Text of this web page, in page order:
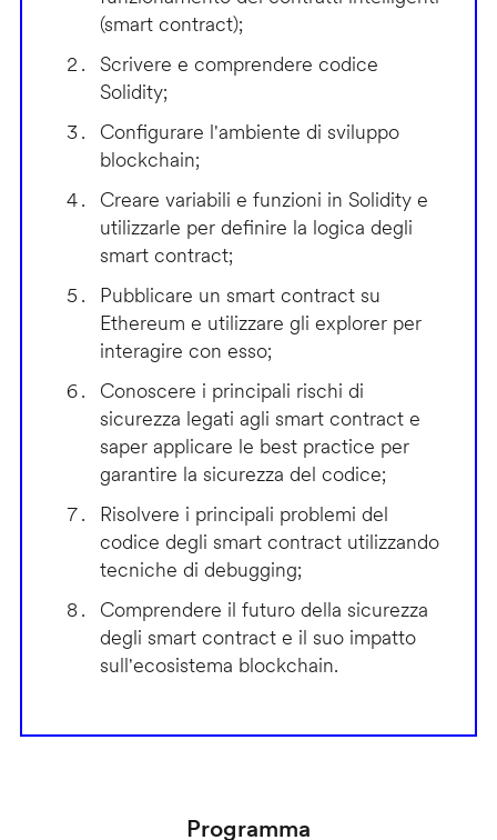
(smart contract);
Scrivere e comprendere codice
Solidity;
Configurare l'ambiente di sviluppo
blockchain;
Creare variabili e funzioni in Solidity e
utilizzarle per definire la logica degli
smart contract;
Pubblicare un smart contract su
Ethereum e utilizzare gli explorer per
interagire con esso;
Conoscere i principali rischi di
sicurezza legati agli smart contract e
saper applicare le best practice per
garantire la sicurezza del codice;
Risolvere i principali problemi del
codice degli smart contract utilizzando
tecniche di debugging;
Comprendere il futuro della sicurezza
degli smart contract e il suo impatto
sull'ecosistema blockchain.
Programma